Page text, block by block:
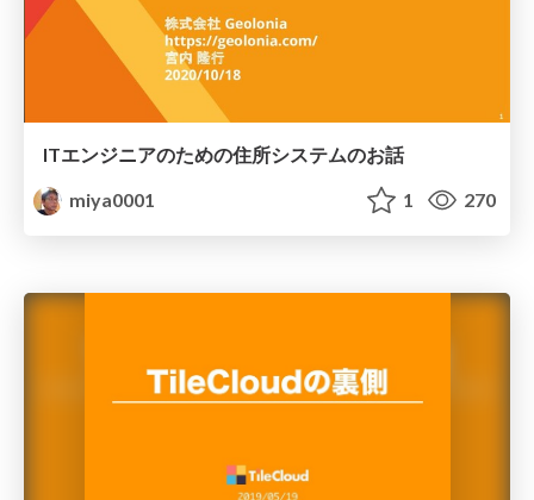
ITエンジニアのための住所システムのお話
miya0001
1 270